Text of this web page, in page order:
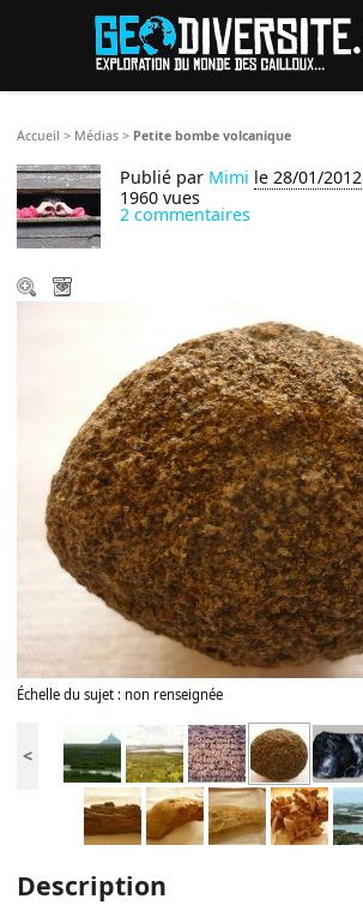
Accueil > Médias > Petite bombe volcanique
Publié par Mimi le 28/01/2012
1960 vues
2 commentaires
Échelle du sujet : non renseignée
<
Description